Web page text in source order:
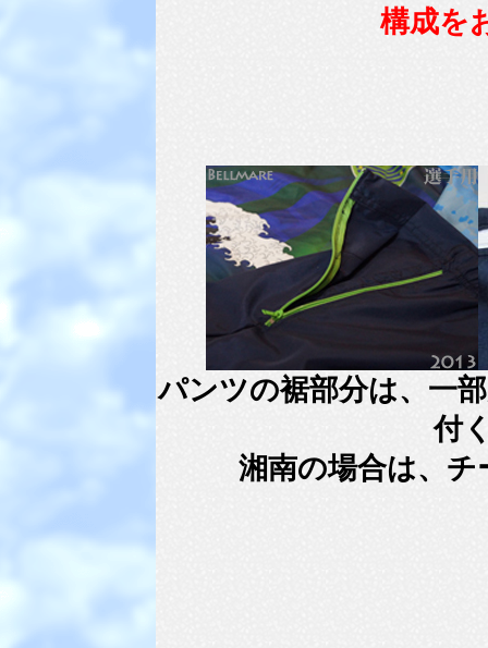
構成を
パンツの裾部分は、一
付
湘南の場合は、